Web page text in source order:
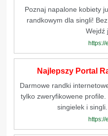
Poznaj napalone kobiety
randkowym dla singli!
Wejdź
https://
Najlepszy Portal
Darmowe randki
tylko zweryfikowene
singielek i
https://